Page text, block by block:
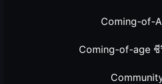
Coming-of-
Coming-of-age ชี